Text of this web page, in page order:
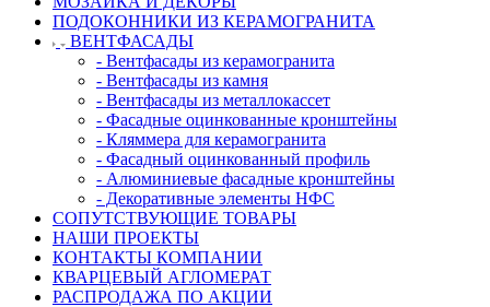
ПОДОКОННИКИ ИЗ КЕРАМОГРАНИТА
ВЕНТФАСАДЫ
- Вентфасады из керамогранита
- Вентфасады из камня
- Вентфасады из металлокассет
- Фасадные оцинкованные кронштейны
- Кляммера для керамогранита
- Фасадный оцинкованный профиль
- Алюминиевые фасадные кронштейны
- Декоративные элементы НФС
СОПУТСТВУЮЩИЕ ТОВАРЫ
НАШИ ПРОЕКТЫ
КОНТАКТЫ КОМПАНИИ
КВАРЦЕВЫЙ АГЛОМЕРАТ
РАСПРОДАЖА ПО АКЦИИ